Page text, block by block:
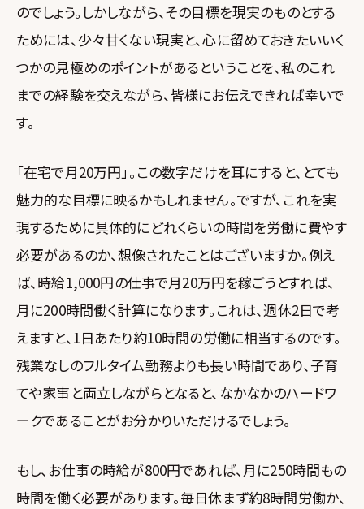
のでしょう。しかしながら、その目標を現実のものとする
ためには、少々甘くない現実と、心に留めておきたいいく
つかの見極めのポイントがあるということを、私のこれ
までの経験を交えながら、皆様にお伝えできれば幸いで
す。
「在宅で月20万円」。この数字だけを耳にすると、とても
魅力的な目標に映るかもしれません。ですが、これを実
現するために具体的にどれくらいの時間を労働に費やす
必要があるのか、想像されたことはございますか。例え
ば、時給1,000円の仕事で月20万円を稼ごうとすれば、
月に200時間働く計算になります。これは、週休2日で考
えますと、1日あたり約10時間の労働に相当するのです。
残業なしのフルタイム勤務よりも長い時間であり、子育
てや家事と両立しながらとなると、なかなかのハードワ
ークであることがお分かりいただけるでしょう。
もし、お仕事の時給が800円であれば、月に250時間もの
時間を働く必要があります。毎日休まず約8時間労働か、